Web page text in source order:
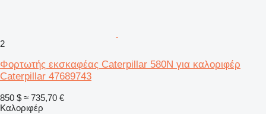
2
Φορτωτής εκσκαφέας Caterpillar 580N για καλοριφέρ
Caterpillar 47689743
850 $ ≈ 735,70 €
Καλοριφέρ